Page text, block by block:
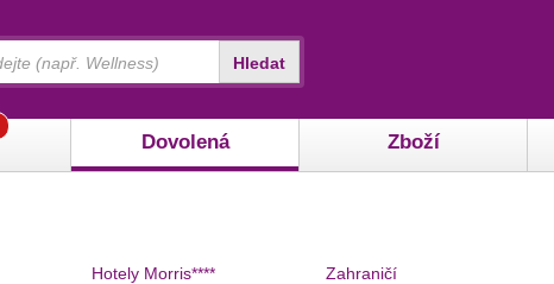
Dovolená Zboží
Hledat
Hotely Morris****
Zahraničí